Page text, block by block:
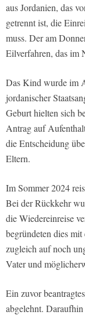
aus Jordanien, das
getrennt ist, die
muss. Der am
Eilverfahren, das im
Das Kind wurde im
jordanischer
Geburt hielten sich
Antrag auf
die Entscheidung
Eltern.
Im Sommer 2024
Bei der Rückkehr
die Wiedereinreise
begründeten dies
zugleich auf noch
Vater und
Ein zuvor
abgelehnt.